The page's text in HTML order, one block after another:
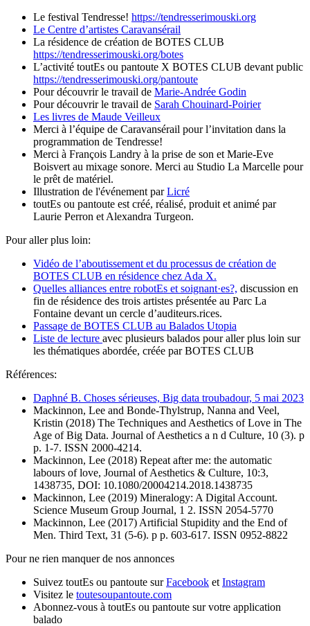
Le festival Tendresse! https://tendresserimouski.org
Le Centre d’artistes Caravansérail
La résidence de création de BOTES CLUB
https://tendresserimouski.org/botes
L’activité toutEs ou pantoute X BOTES CLUB devant public
https://tendresserimouski.org/pantoute
Pour découvrir le travail de Marie-Andrée Godin
Pour découvrir le travail de Sarah Chouinard-Poirier
Les livres de Maude Veilleux
Merci à l’équipe de Caravansérail pour l’invitation dans la
programmation de Tendresse!
Merci à François Landry à la prise de son et Marie-Eve
Boisvert au mixage sonore. Merci au Studio La Marcelle pour
le prêt de matériel.
Illustration de l'événement parLicré
toutEs ou pantoute est créé, réalisé, produit et animé par
Laurie Perron et Alexandra Turgeon.
Pour aller plus loin:
Vidéo de l’aboutissement et du processus de création de
BOTES CLUB en résidence chez Ada X.
Quelles alliances entre robotEs et soignant·es?, discussion en
fin de résidence des trois artistes présentée au Parc La
Fontaine devant un cercle d’auditeurs.rices.
Passage de BOTES CLUB au Balados Utopia
Liste de lecture avec plusieurs balados pour aller plus loin sur
les thématiques abordée, créée par BOTES CLUB
Références:
Daphné B. Choses sérieuses, Big data troubadour, 5 mai 2023
Mackinnon, Lee and Bonde-Thylstrup, Nanna and Veel,
Kristin (2018) The Techniques and Aesthetics of Love in The
Age of Big Data. Journal of Aesthetics a n d Culture, 10 (3). p
p. 1-7. ISSN 2000-4214.
Mackinnon, Lee (2018) Repeat after me: the automatic
labours of love, Journal of Aesthetics & Culture, 10:3,
1438735, DOI: 10.1080/20004214.2018.1438735
Mackinnon, Lee (2019) Mineralogy: A Digital Account.
Science Museum Group Journal, 1 2. ISSN 2054-5770
Mackinnon, Lee (2017) Artificial Stupidity and the End of
Men. Third Text, 31 (5-6). p p. 603-617. ISSN 0952-8822
Pour ne rien manquer de nos annonces
Suivez toutEs ou pantoute surFacebook et Instagram
Visitez le toutesoupantoute.com
Abonnez-vous à toutEs ou pantoute sur votre application
balado